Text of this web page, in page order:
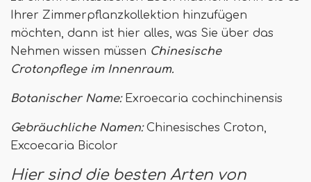
Ihrer Zimmerpflanzkollektion hinzufügen
möchten, dann ist hier alles, was Sie über das
Nehmen wissen müssen Chinesische
Crotonpflege im Innenraum.
Botanischer Name: Exroecaria cochinchinensis
Gebräuchliche Namen:Chinesisches Croton,
Excoecaria Bicolor
Hier sind die besten Arten von